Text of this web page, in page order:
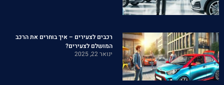
רכבים לצעירים – איך בוחרים את הרכב
המושלם לצעירים?
ינואר 22, 2025